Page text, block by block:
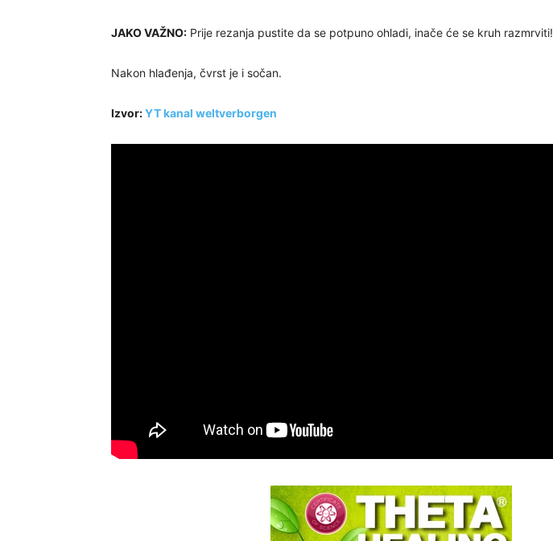
JAKO VAŽNO: Prije rezanja pustite da se potpuno ohladi, inače će se kruh razmrviti!
Nakon hlađenja, čvrst je i sočan.
Izvor:YT kanal weltverborgen